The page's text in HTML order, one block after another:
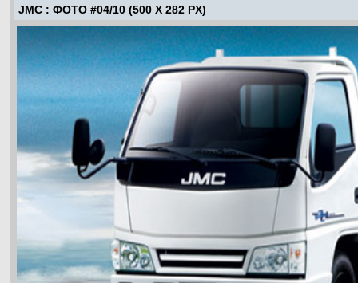
JMC : ФОТО #04/10 (500 X 282 PX)